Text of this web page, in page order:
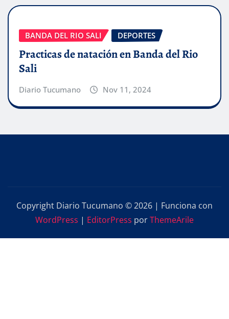
BANDA DEL RIO SALI DEPORTES
Practicas de natación en Banda del Rio
Sali
Diario Tucumano Nov 11, 2024
Copyright Diario Tucumano © 2026 | Funciona con
WordPress | EditorPress porThemeArile